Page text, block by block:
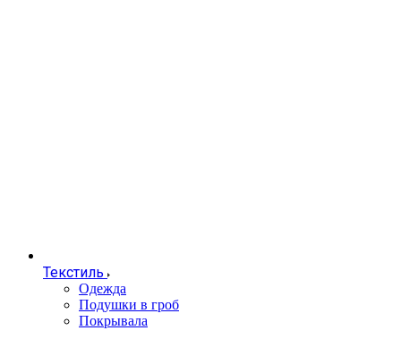
Текстиль
Одежда
Подушки в гроб
Покрывала